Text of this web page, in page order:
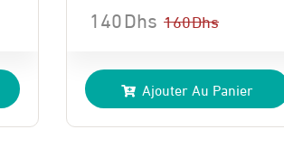
160Dhs
prix
initial
était :
140Dhs
prix
actuel
est :
Ajouter Au Panier